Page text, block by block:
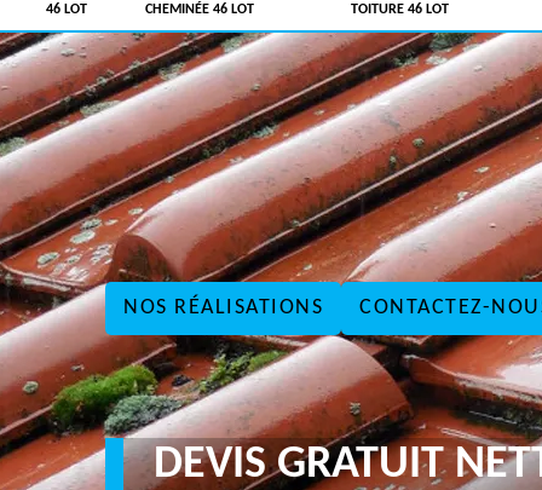
46 LOT
CHEMINÉE 46 LOT
TOITURE 46 LOT
NOS RÉALISATIONS CONTACTEZ-
DEVIS GRATUIT